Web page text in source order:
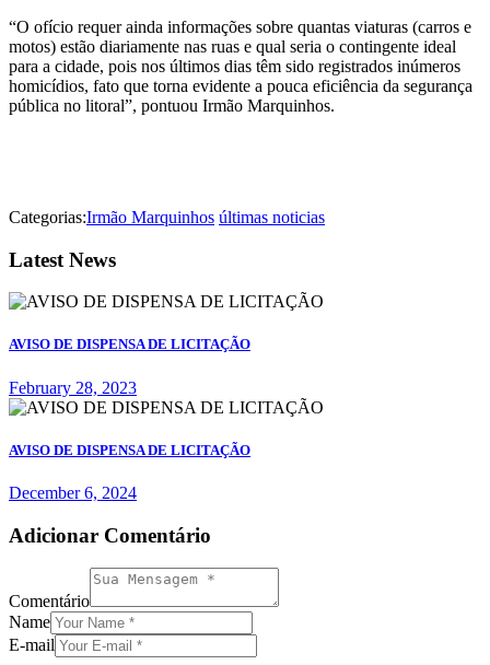
“O ofício requer ainda informações sobre quantas viaturas (carros e
motos) estão diariamente nas ruas e qual seria o contingente ideal
para a cidade, pois nos últimos dias têm sido registrados inúmeros
homicídios, fato que torna evidente a pouca eficiência da segurança
pública no litoral”, pontuou Irmão Marquinhos.
Categorias:Irmão Marquinhos últimas noticias
Latest News
AVISO DE DISPENSA DE LICITAÇÃO
February 28, 2023
AVISO DE DISPENSA DE LICITAÇÃO
December 6, 2024
Adicionar Comentário
Comentário
Name
E-mail